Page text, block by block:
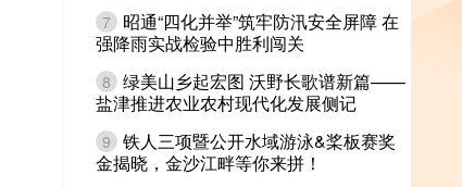
7
昭通“四化并举”筑牢防汛安全屏障 在
强降雨实战检验中胜利闯关
8 绿美山乡起宏图 沃野长歌谱新篇——
盐津推进农业农村现代化发展侧记
9 铁人三项暨公开水域游泳&桨板赛奖
金揭晓，金沙江畔等你来拼！